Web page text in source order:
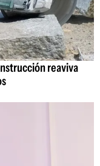
reaviva